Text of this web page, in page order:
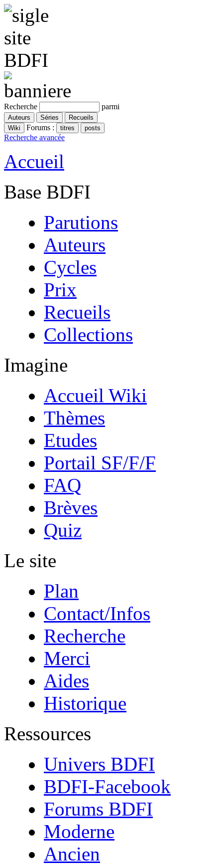
Recherche parmi
Forums :
Recherche avancée
Accueil
Base BDFI
Parutions
Auteurs
Cycles
Prix
Recueils
Collections
Imagine
Accueil Wiki
Thèmes
Etudes
Portail SF/F/F
FAQ
Brèves
Quiz
Le site
Plan
Contact/Infos
Recherche
Merci
Aides
Historique
Ressources
Univers BDFI
BDFI-Facebook
Forums BDFI
Moderne
Ancien